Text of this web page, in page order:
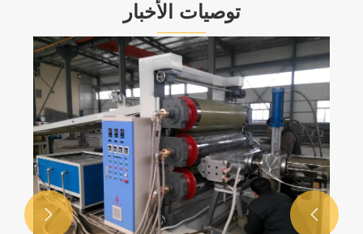
توصيات الأخبار
آلة تشكيل WPC عالية السرعة ذات 4 تجاويف
في إنتاج إعادة استخدام نفايات الملابس
عرض المزيد >>

